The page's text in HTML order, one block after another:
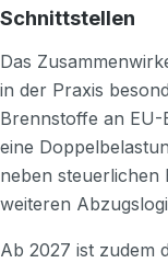
Schnittstellen
Das
in der Praxis
Brennstoffe an
eine
neben steuerlichen
weiteren
Ab 2027 ist zudem